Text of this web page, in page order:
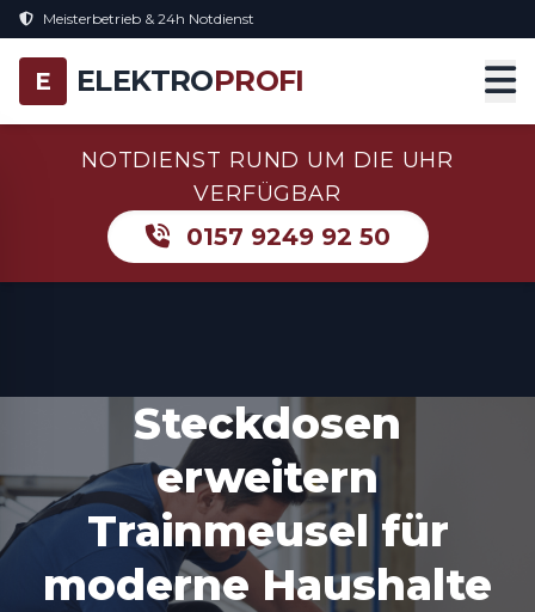
Meisterbetrieb & 24h Notdienst
E ELEKTROPROFI
NOTDIENST RUND UM DIE UHR
VERFÜGBAR
0157 9249 92 50
Steckdosen
erweitern
Trainmeusel für
moderne Haushalte